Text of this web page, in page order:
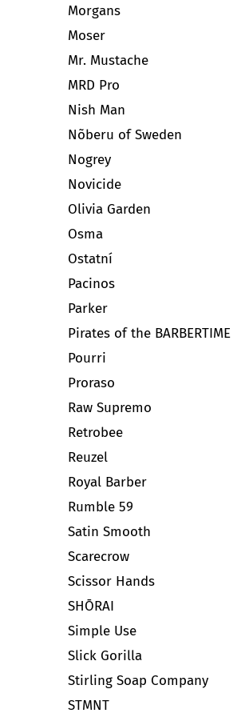
Morgans
Moser
Mr. Mustache
MRD Pro
Nish Man
Nõberu of Sweden
Nogrey
Novicide
Olivia Garden
Osma
Ostatní
Pacinos
Parker
Pirates of the BARBERTIME
Pourri
Proraso
Raw Supremo
Retrobee
Reuzel
Royal Barber
Rumble 59
Satin Smooth
Scarecrow
Scissor Hands
SHŌRAI
Simple Use
Slick Gorilla
Stirling Soap Company
STMNT